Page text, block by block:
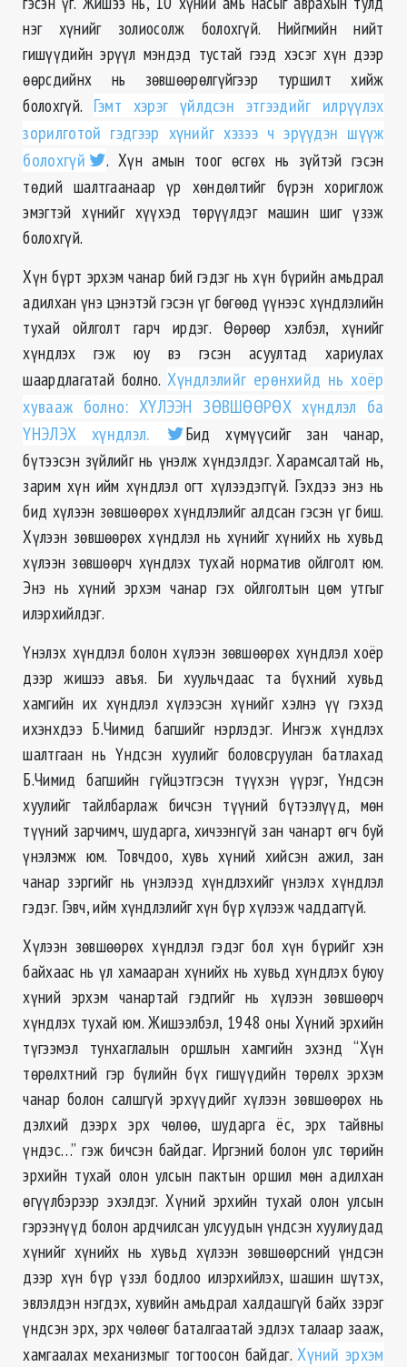
нэг хүнийг золиосолж болохгүй. Нийгмийн нийт
гишүүдийн эрүүл мэндэд тустай гээд хэсэг хүн дээр
өөрсдийнх нь зөвшөөрөлгүйгээр туршилт хийж
болохгүй. Гэмт хэрэг үйлдсэн этгээдийг илрүүлэх
зорилготой гэдгээр хүнийг хэзээ ч эрүүдэн шүүж
болохгүй
. Хүн амын тоог өсгөх нь зүйтэй гэсэн
төдий шалтгаанаар үр хөндөлтийг бүрэн хориглож
эмэгтэй хүнийг хүүхэд төрүүлдэг машин шиг үзэж
болохгүй.
Хүн бүрт эрхэм чанар бий гэдэг нь хүн бүрийн амьдрал
адилхан үнэ цэнэтэй гэсэн үг бөгөөд үүнээс хүндлэлийн
тухай ойлголт гарч ирдэг. Өөрөөр хэлбэл, хүнийг
хүндлэх гэж юу вэ гэсэн асуултад хариулах
шаардлагатай болно.Хүндлэлийг ерөнхийд нь хоёр
хувааж болно: ХҮЛЭЭН ЗӨВШӨӨРӨХ хүндлэл ба
ҮНЭЛЭХ хүндлэл.
Бид хүмүүсийг зан чанар,
бүтээсэн зүйлийг нь үнэлж хүндэлдэг. Харамсалтай нь,
зарим хүн ийм хүндлэл огт хүлээдэггүй. Гэхдээ энэ нь
бид хүлээн зөвшөөрөх хүндлэлийг алдсан гэсэн үг биш.
Хүлээн зөвшөөрөх хүндлэл нь хүнийг хүнийх нь хувьд
хүлээн зөвшөөрч хүндлэх тухай норматив ойлголт юм.
Энэ нь хүний эрхэм чанар гэх ойлголтын цөм утгыг
илэрхийлдэг.
Үнэлэх хүндлэл болон хүлээн зөвшөөрөх хүндлэл хоёр
дээр жишээ авъя. Би хуульчдаас та бүхний хувьд
хамгийн их хүндлэл хүлээсэн хүнийг хэлнэ үү гэхэд
ихэнхдээ Б.Чимид багшийг нэрлэдэг. Ингэж хүндлэх
шалтгаан нь Үндсэн хуулийг боловсруулан батлахад
Б.Чимид багшийн гүйцэтгэсэн түүхэн үүрэг, Үндсэн
хуулийг тайлбарлаж бичсэн түүний бүтээлүүд, мөн
түүний зарчимч, шударга, хичээнгүй зан чанарт өгч буй
үнэлэмж юм. Товчдоо, хувь хүний хийсэн ажил, зан
чанар зэргийг нь үнэлээд хүндлэхийг үнэлэх хүндлэл
гэдэг. Гэвч, ийм хүндлэлийг хүн бүр хүлээж чаддаггүй.
Хүлээн зөвшөөрөх хүндлэл гэдэг бол хүн бүрийг хэн
байхаас нь үл хамааран хүнийх нь хувьд хүндлэх буюу
хүний эрхэм чанартай гэдгийг нь хүлээн зөвшөөрч
хүндлэх тухай юм. Жишээлбэл, 1948 оны Хүний эрхийн
түгээмэл тунхаглалын оршлын хамгийн эхэнд “Хүн
төрөлхтний гэр бүлийн бүх гишүүдийн төрөлх эрхэм
чанар болон салшгүй эрхүүдийг хүлээн зөвшөөрөх нь
дэлхий дээрх эрх чөлөө, шударга ёс, эрх тайвны
үндэс…” гэж бичсэн байдаг. Иргэний болон улс төрийн
эрхийн тухай олон улсын пактын оршил мөн адилхан
өгүүлбэрээр эхэлдэг. Хүний эрхийн тухай олон улсын
гэрээнүүд болон ардчилсан улсуудын үндсэн хуулиудад
хүнийг хүнийх нь хувьд хүлээн зөвшөөрсний үндсэн
дээр хүн бүр үзэл бодлоо илэрхийлэх, шашин шүтэх,
эвлэлдэн нэгдэх, хувийн амьдрал халдашгүй байх зэрэг
үндсэн эрх, эрх чөлөөг баталгаатай эдлэх талаар зааж,
хамгаалах механизмыг тогтоосон байдаг.Хүний эрхэм